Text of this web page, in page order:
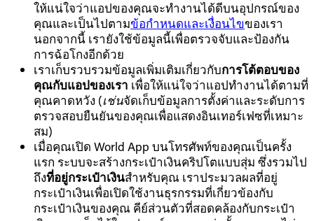
ให้แน่ใจว่าแอปของคุณจะทำงานได้ดีบนอุปกรณ์ของ
คุณและเป็นไปตามข้อกำหนดและเงื่อนไขของเรา
นอกจากนี้ เรายังใช้ข้อมูลนี้เพื่อตรวจจับและป้องกัน
การฉ้อโกงอีกด้วย
เราเก็บรวบรวมข้อมูลเพิ่มเติมเกี่ยวกับการโต้ตอบของ
คุณกับแอปของเรา เพื่อให้แน่ใจว่าแอปทํางานได้ตามที่
คุณคาดหวัง (เช่นจัดเก็บข้อมูลการตั้งค่าและระดับการ
ตรวจสอบยืนยันของคุณเพื่อแสดงอินเทอร์เฟซที่เหมาะ
สม)
เมื่อคุณเปิด World App บนโทรศัพท์ของคุณเป็นครั้ง
แรก ระบบจะสร้างกระเป๋าเงินคริปโตแบบสุ่ม ซึ่งรวมไป
ถึงที่อยู่กระเป๋าเงินสำหรับคุณ เราประมวลผลที่อยู่
กระเป๋าเงินเพื่อเปิดใช้งานธุรกรรมที่เกี่ยวข้องกับ
กระเป๋าเงินของคุณ คีย์ส่วนตัวที่สอดคล้องกับกระเป๋า